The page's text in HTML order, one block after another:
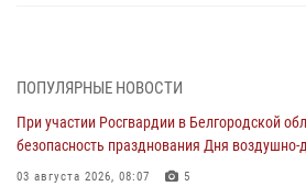
Руководитель управления
по Белгородской области принял участие во
ПОПУЛЯРНЫЕ НОВОСТИ
При участии Росгвардии в Белгородской
безопасность празднования Дня воздушно-
03 августа 2026, 08:07 5